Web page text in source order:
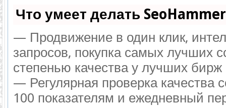
Что умеет делать SeoHammer
— Продвижение в один клик,
запросов, покупка самых лучших
степенью качества у лучших бирж
— Регулярная проверка качества
100 показателям и ежедневный